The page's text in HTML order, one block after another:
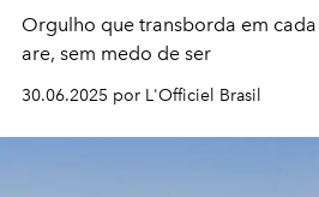
Orgulho que transborda em
are, sem medo de ser
30.06.2025 por L'Officiel Brasil